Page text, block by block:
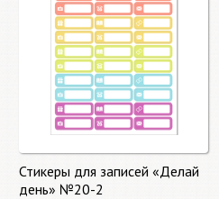
Стикеры для записей «Делай
день» №20-2